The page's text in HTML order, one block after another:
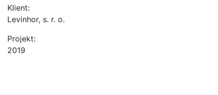
Klient:
Levinhor, s. r. o.
Projekt:
2019